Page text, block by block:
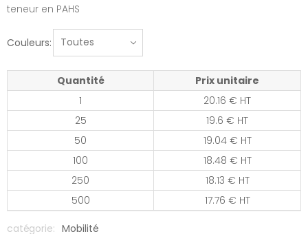
teneur en PAHS
Couleurs:
Quantité
Prix unitaire
1
20.16 € HT
25
19.6 € HT
50
19.04 € HT
100
18.48 € HT
250
18.13 € HT
500
17.76 € HT
catégorie: Mobilité